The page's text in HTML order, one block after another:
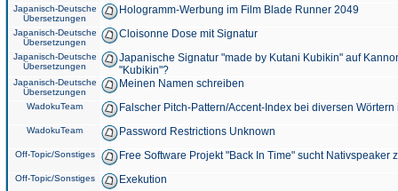
Japanisch-Deutsche
Übersetzungen
Hologramm-Werbung im Film Blade Runner 2049
Japanisch-Deutsche
Übersetzungen
Cloisonne Dose mit Signatur
Japanisch-Deutsche
Übersetzungen
Japanische Signatur "made by Kutani Kubikin" auf
"Kubikin"?
Japanisch-Deutsche
Übersetzungen
Meinen Namen schreiben
WadokuTeam Falscher Pitch-Pattern/Accent-Index bei diversen
WadokuTeam Password Restrictions Unknown
Off-Topic/Sonstiges Free Software Projekt "Back In Time" sucht Nativspeaker
Off-Topic/Sonstiges Exekution